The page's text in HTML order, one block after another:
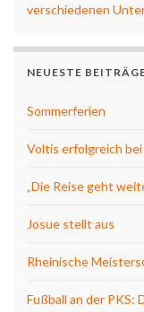
verschiedenen
NEUESTE
Sommerferien
Voltis erfolgreich
„Die Reise geht
Josue stellt aus
Rheinische
Fußball an der PKS: